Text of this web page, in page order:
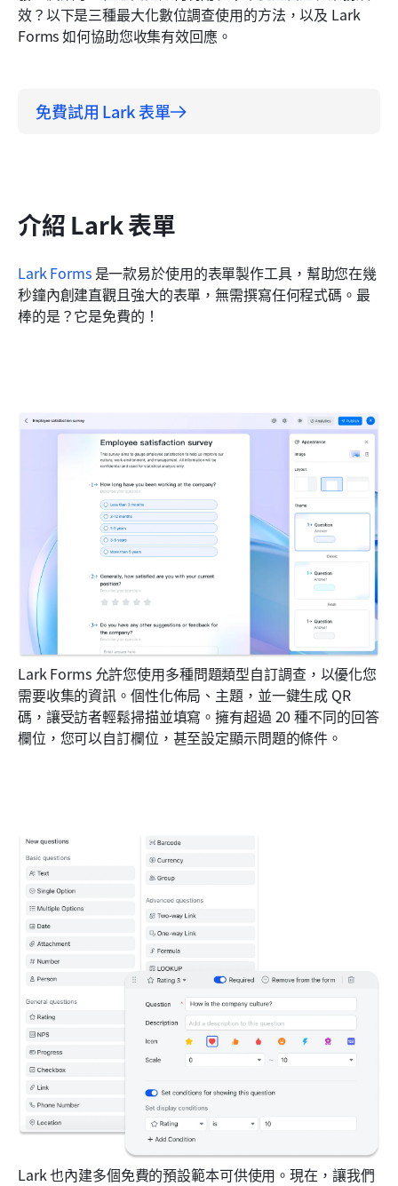
效？以下是三種最大化數位調查使用的方法，以及 Lark
Forms 如何協助您收集有效回應。
免費試用 Lark 表單
介紹 Lark 表單
Lark Forms 是一款易於使用的表單製作工具，幫助您在幾
秒鐘內創建直觀且強大的表單，無需撰寫任何程式碼。最
棒的是？它是免費的！
Lark Forms 允許您使用多種問題類型自訂調查，以優化您
需要收集的資訊。個性化佈局、主題，並一鍵生成 QR
碼，讓受訪者輕鬆掃描並填寫。擁有超過 20 種不同的回答
欄位，您可以自訂欄位，甚至設定顯示問題的條件。
Lark 也內建多個免費的預設範本可供使用。現在，讓我們
結論